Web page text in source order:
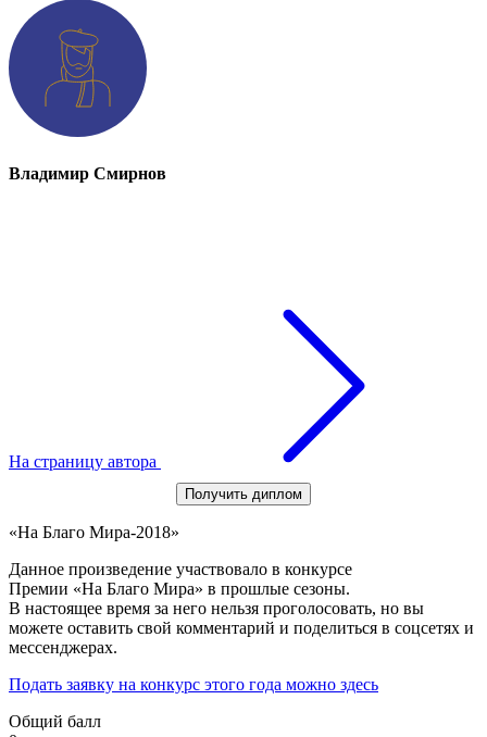
Владимир Смирнов
На страницу автора
Получить диплом
«На Благо Мира-2018»
Данное произведение участвовало в конкурсе
Премии «На Благо Мира» в прошлые сезоны.
В настоящее время за него нельзя проголосовать, но вы
можете оставить свой комментарий и поделиться в соцсетях и
мессенджерах.
Подать заявку на конкурс этого года можно здесь
Общий балл